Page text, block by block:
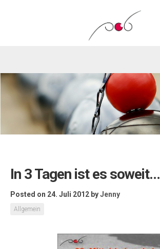
In 3 Tagen ist es soweit…
Posted on 24. Juli 2012 byJenny
Allgemein